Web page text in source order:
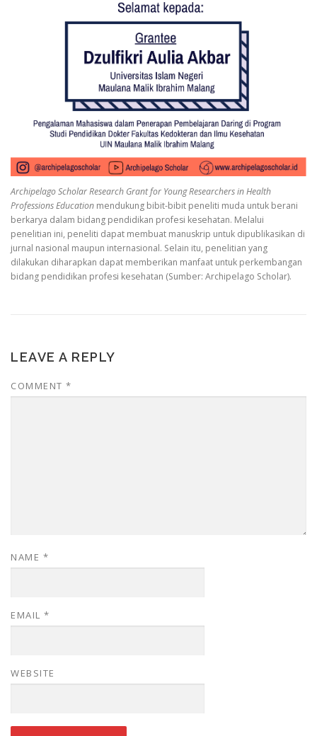
Archipelago Scholar Research Grant for Young Researchers in Health
Professions Education mendukung bibit-bibit peneliti muda untuk berani
berkarya dalam bidang pendidikan profesi kesehatan. Melalui
penelitian ini, peneliti dapat membuat manuskrip untuk dipublikasikan di
jurnal nasional maupun internasional. Selain itu, penelitian yang
dilakukan diharapkan dapat memberikan manfaat untuk perkembangan
bidang pendidikan profesi kesehatan (Sumber: Archipelago Scholar).
LEAVE A REPLY
COMMENT *
NAME *
EMAIL *
WEBSITE